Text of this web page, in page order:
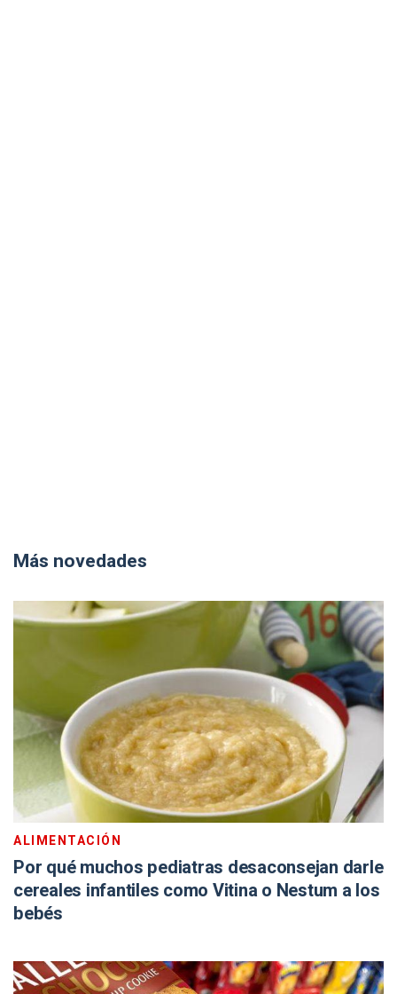
Más novedades
ALIMENTACIÓN
Por qué muchos pediatras desaconsejan darle
cereales infantiles como Vitina o Nestum a los
bebés